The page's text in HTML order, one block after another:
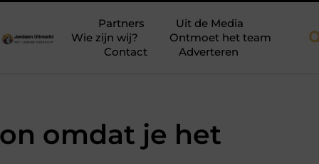
Partners
Uit de Media
Wie zijn wij?
Ontmoet het team
Contact
Adverteren
omdat je het